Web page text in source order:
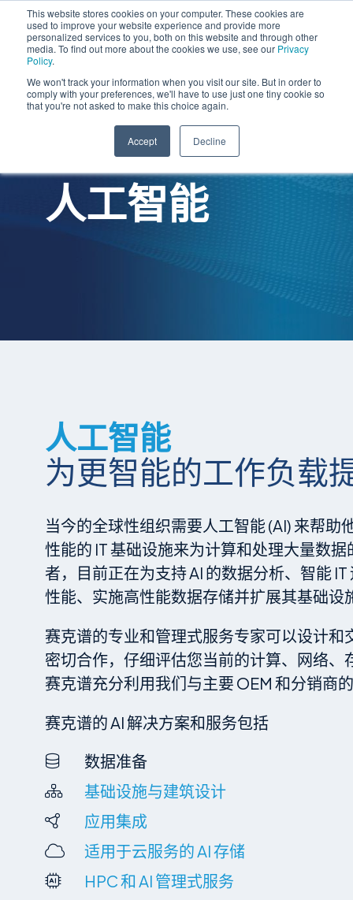
This website stores cookies on your computer. These cookies are
used to improve your website experience and provide more
personalized services to you, both on this website and through other
media. To find out more about the cookies we use, see our Privacy
Policy.
We won't track your information when you visit our site. But in order to
comply with your preferences, we'll have to use just one tiny cookie so
that you're not asked to make this choice again.
Accept Decline
人工智能
人工智能
为更智能的工作负载
当今的全球性组织需要人工智能 (AI) 来帮
性能的 IT 基础设施来为计算和处理大量数
者，目前正在为支持 AI 的数据分析、智能
性能、实施高性能数据存储并扩展其基础设
赛克谱的专业和管理式服务专家可以设计和
密切合作，仔细评估您当前的计算、网络
赛克谱充分利用我们与主要 OEM 和分销商
赛克谱的 AI 解决方案和服务包括
数据准备
基础设施与建筑设计
应用集成
适用于云服务的 AI 存储
HPC 和 AI 管理式服务